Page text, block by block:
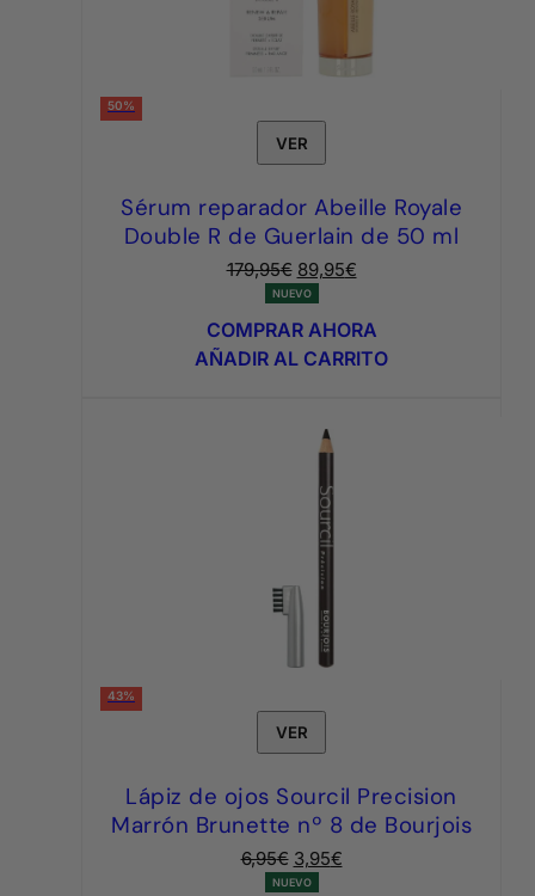
50%
VER
Sérum reparador Abeille Royale
Double R de Guerlain de 50 ml
179,95€ El
precio
original
era:
179,95€.
89,95€El
actual
es:
89,95€.
NUEVO
COMPRAR AHORA
AÑADIR AL CARRITO
43%
VER
Lápiz de ojos Sourcil Precision
Marrón Brunette nº 8 de Bourjois
6,95€ El
precio
3,95€El
NUEVO